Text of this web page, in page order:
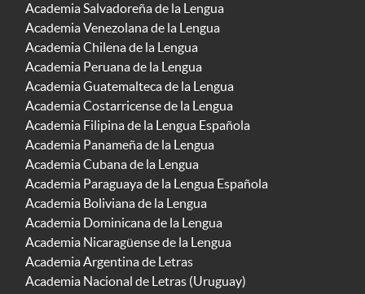
Academia Salvadoreña de la Lengua
Academia Venezolana de la Lengua
Academia Chilena de la Lengua
Academia Peruana de la Lengua
Academia Guatemalteca de la Lengua
Academia Costarricense de la Lengua
Academia Filipina de la Lengua Española
Academia Panameña de la Lengua
Academia Cubana de la Lengua
Academia Paraguaya de la Lengua Española
Academia Boliviana de la Lengua
Academia Dominicana de la Lengua
Academia Nicaragüense de la Lengua
Academia Argentina de Letras
Academia Nacional de Letras (Uruguay)